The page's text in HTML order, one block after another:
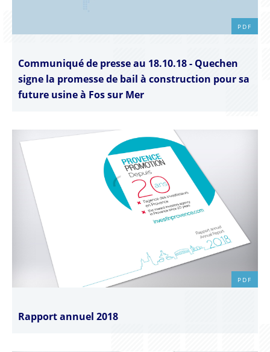
PDF
Communiqué de presse au 18.10.18 - Quechen
signe la promesse de bail à construction pour sa
future usine à Fos sur Mer
PDF
Rapport annuel 2018